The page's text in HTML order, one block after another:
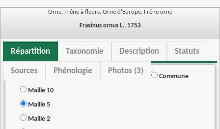
Orne, Frêne à fleurs, Orne d'Europe, Frêne orne
Fraxinus ornus L., 1753
Répartition Taxonomie Description Statuts
Sources Phénologie Photos (3)
Commune
Maille 10
Maille 5
Maille 2